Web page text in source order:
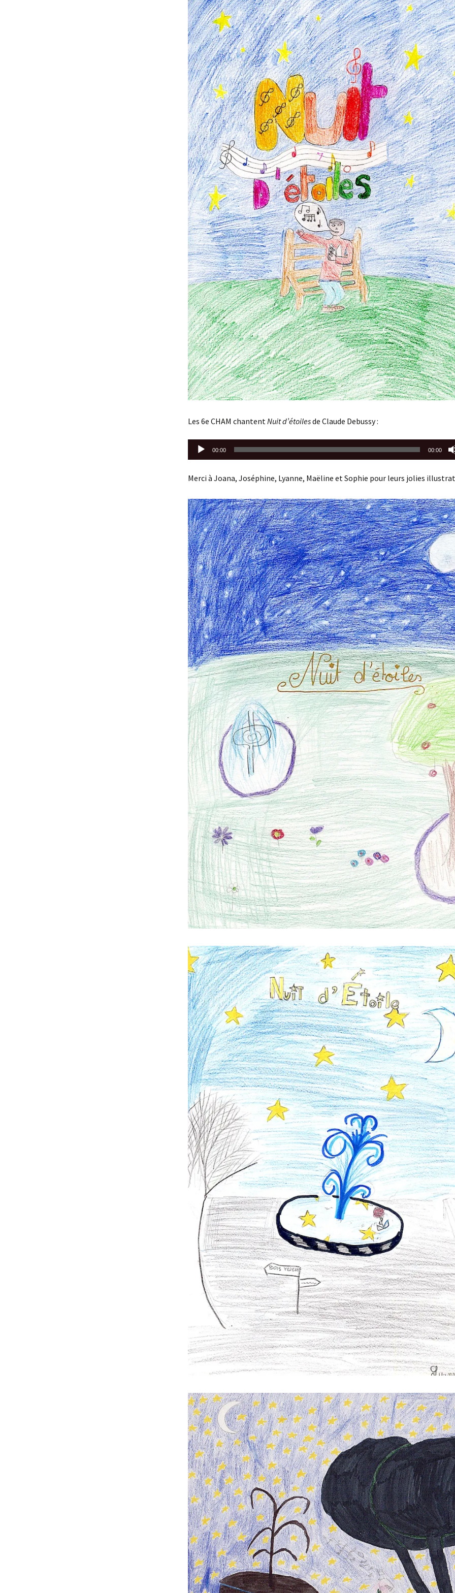
Les 6e CHAM chantentNuit d’étoilesde Claude Debussy :
Lecteur
audio
00:00 00:00
Merci à Joana, Joséphine, Lyanne, Maëline et Sophie pour leurs jolies